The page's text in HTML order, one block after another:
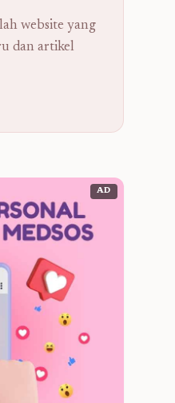
website yang
dan artikel
AD